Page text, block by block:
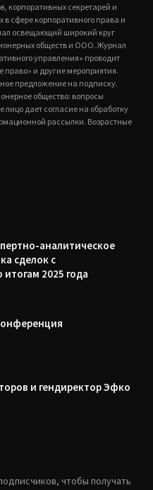
корпоративных секретарей и
сфере корпоративного права и
освещающий широкий круг
обществ и ООО. Журнал
управления» проводит
и другие мероприятия.
предложение на подписку.
общество: вопросы
дает согласие на обработку
рассылки. Возрастные
аналитическое
сделок с
2025 года
и гендиректор Эфко
чтобы получать